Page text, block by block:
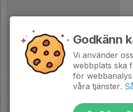
Godkänn
Vi använder
webbplats ska
för
våra tjänster.